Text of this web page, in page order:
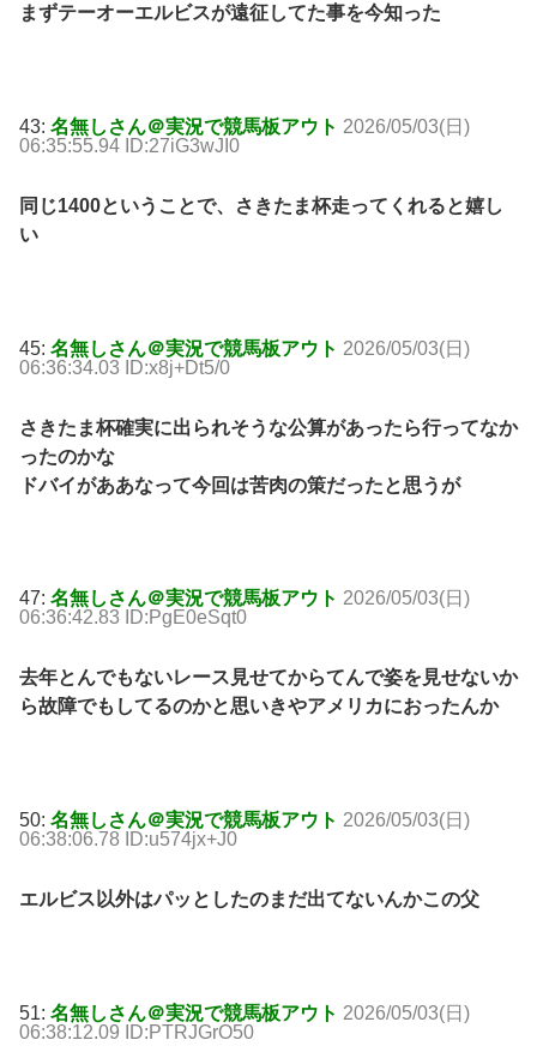
まずテーオーエルビスが遠征してた事を今知った
43: 名無しさん＠実況で競馬板アウト 2026/05/03(日)
06:35:55.94 ID:27iG3wJI0
同じ1400ということで、さきたま杯走ってくれると嬉し
い
45: 名無しさん＠実況で競馬板アウト 2026/05/03(日)
06:36:34.03 ID:x8j+Dt5/0
さきたま杯確実に出られそうな公算があったら行ってなか
ったのかな
ドバイがああなって今回は苦肉の策だったと思うが
47: 名無しさん＠実況で競馬板アウト 2026/05/03(日)
06:36:42.83 ID:PgE0eSqt0
去年とんでもないレース見せてからてんで姿を見せないか
ら故障でもしてるのかと思いきやアメリカにおったんか
50: 名無しさん＠実況で競馬板アウト 2026/05/03(日)
06:38:06.78 ID:u574jx+J0
エルビス以外はパッとしたのまだ出てないんかこの父
51: 名無しさん＠実況で競馬板アウト 2026/05/03(日)
06:38:12.09 ID:PTRJGrO50